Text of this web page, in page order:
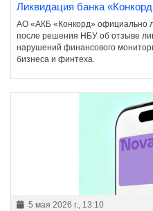
Ликвидация банка
АО «АКБ «Конкорд» официально
после решения НБУ об отзыве
нарушений финансового
бизнеса и финтеха.
5 мая 2026 г., 13:10